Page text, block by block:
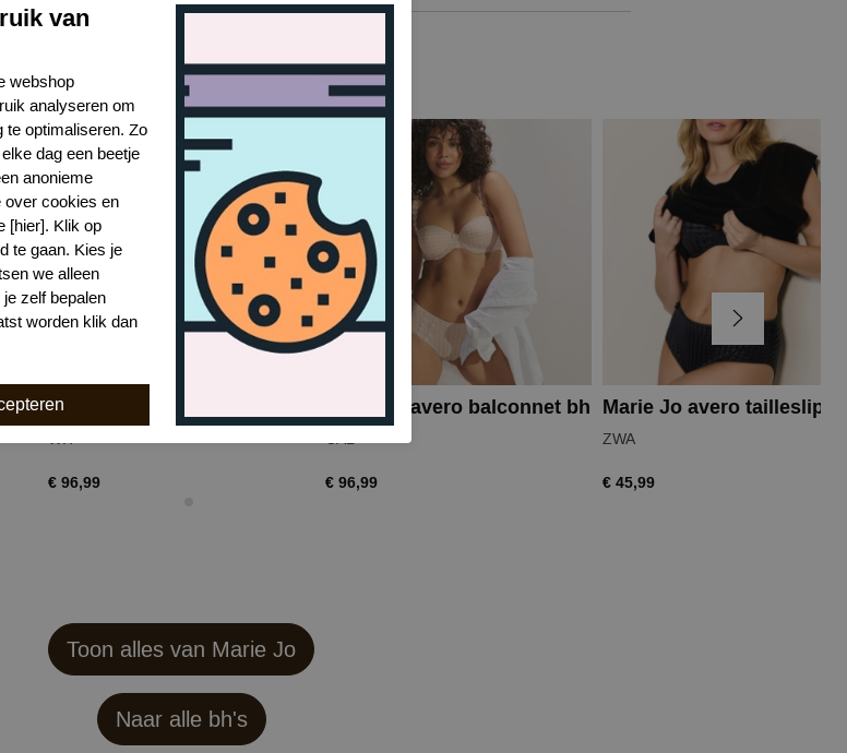
Gerelateerde producten
Marie Jo avero strapless bh
WIT
€ 96,99
Marie Jo avero balconnet bh
CAL
€ 96,99
Marie Jo avero tailleslip
ZWA
€ 45,99
Toon alles van Marie Jo
Naar alle bh's
van
webshop
analyseren om
te optimaliseren. Zo
dag een beetje
anonieme
over cookies en
[hier]. Klik op
te gaan. Kies je
we alleen
zelf bepalen
worden klik dan